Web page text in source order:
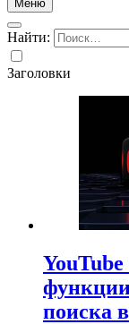
Меню
Найти:
Заголовки
поиска